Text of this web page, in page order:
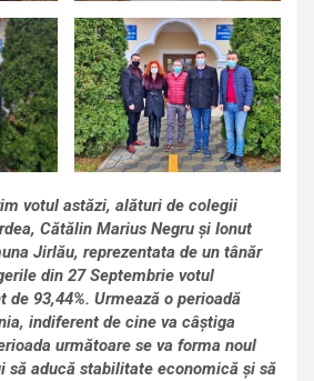
votul astăzi, alături de colegii
Cătălin Marius Negru și Ionut
Jirlău, reprezentata de un tânăr
din 27 Septembrie votul
93,44%. Urmează o perioadă
indiferent de cine va câștiga
următoare se va forma noul
să aducă stabilitate economică și să